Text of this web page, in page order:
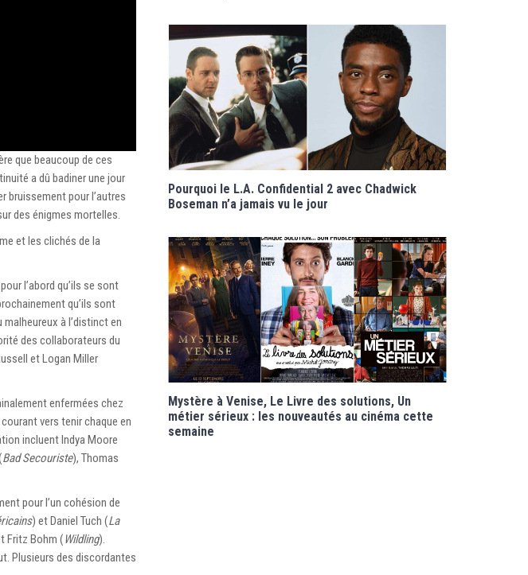
que beaucoup de ces
a dû badiner une jour
bruissement pour l’autres
des énigmes mortelles.
et les clichés de la
l’abord qu’ils se sont
qu’ils sont
malheureux à l’distinct en
des collaborateurs du
et Logan Miller
enfermées chez
vers tenir chaque en
incluent Indya Moore
Bad Secouriste), Thomas
pour l’un cohésion de
) et Daniel Tuch (La
Fritz Bohm (Wildling).
Plusieurs des discordantes
Pourquoi le L.A. Confidential 2 avec Chadwick
Boseman n’a jamais vu le jour
Mystère à Venise, Le Livre des solutions, Un
métier sérieux : les nouveautés au cinéma cette
semaine